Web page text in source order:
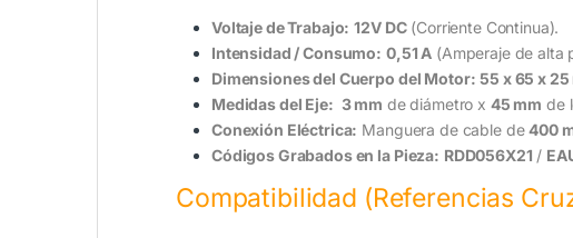
Voltaje de Trabajo: 12V DC(Corriente Continua).
Intensidad / Consumo: 0,51 A (Amperaje de alta
Dimensiones del Cuerpo del Motor: 55 x 65 x 25
Medidas del Eje: 3 mm de diámetro x 45 mm de
Conexión Eléctrica: Manguera de cable de400
Códigos Grabados en la Pieza: RDD056X21 /
Compatibilidad (Referencias